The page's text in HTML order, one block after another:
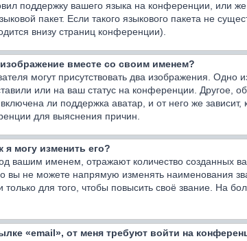
поддержку вашего языка на конференции, или
пакет. Если такого языкового пакета не
внизу страниц конференции).
вместе со своим именем?
могут присутствовать два изображения.
или на ваш статус на конференции. Другое,
ли поддержка аватар, и от него же
для выяснения причин.
я могу изменить его?
вашим именем, отражают количество созданных
вы не можете напрямую изменять наименования
для того, чтобы повысить своё звание. На
«email», от меня требуют войти на